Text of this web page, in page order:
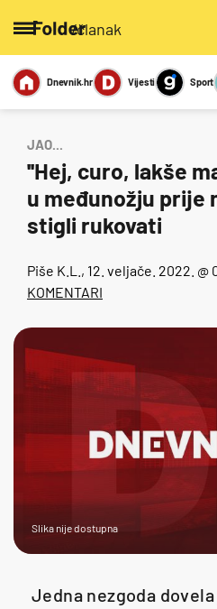
/članak
Miks
Sexy
Dnevnik.hr Vijesti Sport
JAO...
''Hej, curo, lakše
u međunožju prije
stigli rukovati
Piše K.L. , 12. veljače. 2022. @
KOMENTARI
Slika nije dostupna
Jedna nezgoda